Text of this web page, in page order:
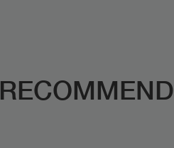
RECOMMEND